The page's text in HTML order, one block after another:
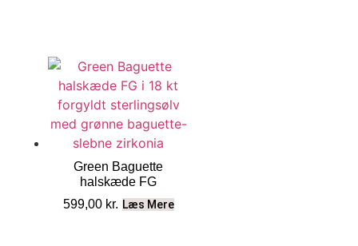
Green Baguette
halskæde FG
599,00 kr. Læs Mere